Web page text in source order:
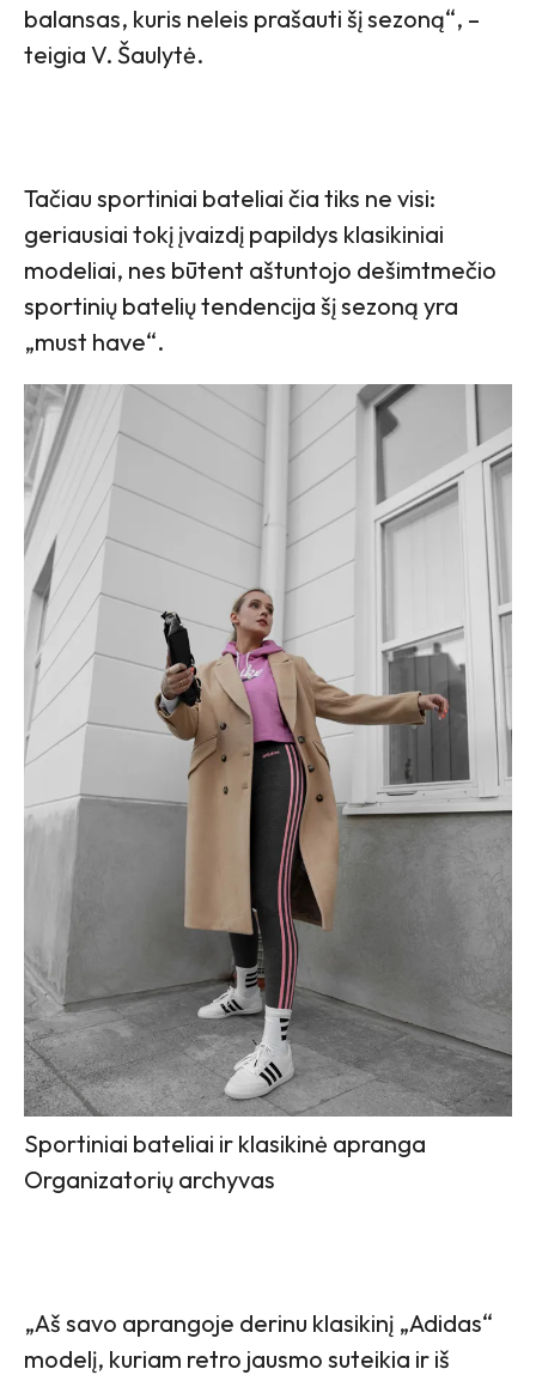
balansas, kuris neleis prašauti šį sezoną“, –
teigia V. Šaulytė.
Tačiau sportiniai bateliai čia tiks ne visi:
geriausiai tokį įvaizdį papildys klasikiniai
modeliai, nes būtent aštuntojo dešimtmečio
sportinių batelių tendencija šį sezoną yra
„must have“.
Sportiniai bateliai ir klasikinė apranga
Organizatorių archyvas
„Aš savo aprangoje derinu klasikinį „Adidas“
modelį, kuriam retro jausmo suteikia ir iš